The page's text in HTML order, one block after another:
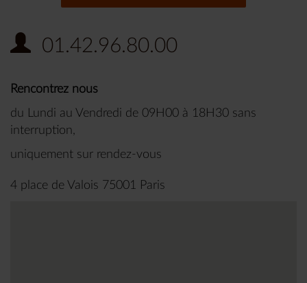
01.42.96.80.00
Rencontrez nous
du Lundi au Vendredi de 09H00 à 18H30 sans
interruption,
uniquement sur rendez-vous
4 place de Valois 75001 Paris